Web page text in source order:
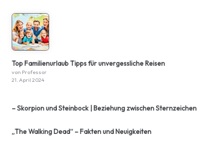
Top Familienurlaub Tipps für unvergessliche Reisen
von Professor
21. April 2024
– Skorpion und Steinbock | Beziehung zwischen Sternzeichen
„The Walking Dead“ – Fakten und Neuigkeiten